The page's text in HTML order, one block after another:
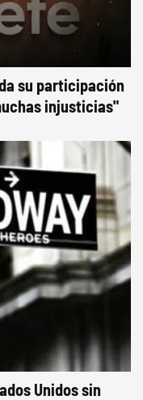
su participación
injusticias"
Unidos sin